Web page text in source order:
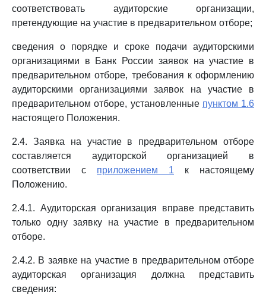
соответствовать аудиторские организации,
претендующие на участие в предварительном отборе;
сведения о порядке и сроке подачи аудиторскими
организациями в Банк России заявок на участие в
предварительном отборе, требования к оформлению
аудиторскими организациями заявок на участие в
предварительном отборе, установленные пунктом 1.6
настоящего Положения.
2.4. Заявка на участие в предварительном отборе
составляется аудиторской организацией в
соответствии с приложением 1 к настоящему
Положению.
2.4.1. Аудиторская организация вправе представить
только одну заявку на участие в предварительном
отборе.
2.4.2. В заявке на участие в предварительном отборе
аудиторская организация должна представить
сведения: